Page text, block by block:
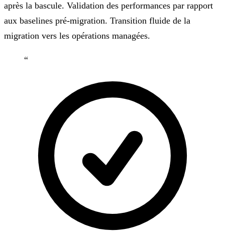
après la bascule. Validation des performances par rapport
aux baselines pré-migration. Transition fluide de la
migration vers les opérations managées.
“